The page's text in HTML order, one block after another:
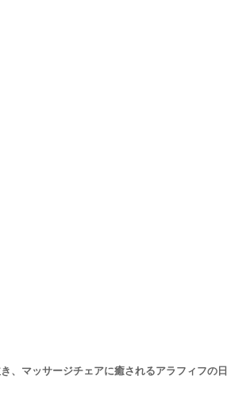
、マッサージチェアに癒されるアラフィフの日